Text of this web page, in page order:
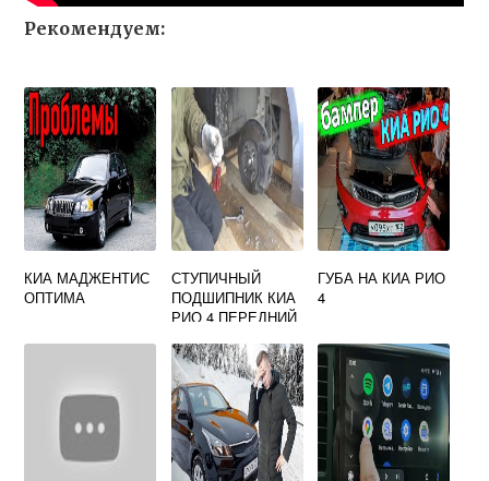
Рекомендуем:
КИА МАДЖЕНТИС
ОПТИМА
СТУПИЧНЫЙ
ПОДШИПНИК КИА
РИО 4 ПЕРЕДНИЙ
ГУБА НА КИА РИО
4